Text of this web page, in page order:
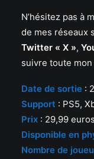
N’hésitez pas à
de mes réseaux
Twitter « X »,
suivre toute
Date de sortie :
Support : PS5,
Prix : 29,99 euros
Disponible en
Nombre de